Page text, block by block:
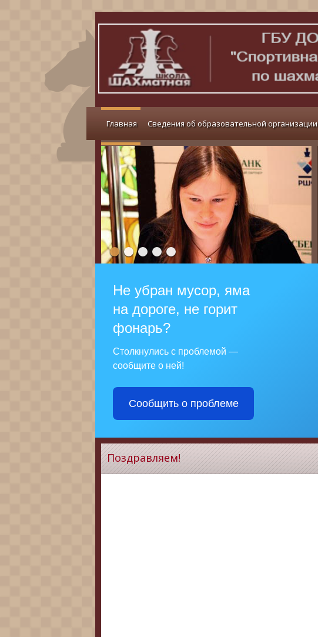
Главная Сведения об образовательной организации
Не убран мусор, яма
на дороге, не горит
фонарь?
Столкнулись с проблемой —
сообщите о ней!
Сообщить о проблеме
Поздравляем!